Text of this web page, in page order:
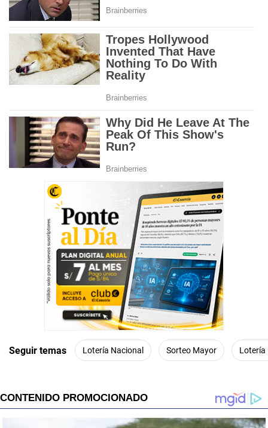
Seguir temas Lotería Nacional Sorteo Mayor Lotería